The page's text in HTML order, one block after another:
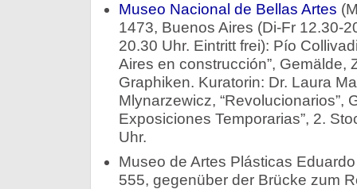
Museo Nacional de Bellas Artes
1473, Buenos Aires (Di-Fr 12.30-
20.30 Uhr. Eintritt frei): Pío
Aires en construcción”, Gemälde,
Graphiken. Kuratorin: Dr. Laura
Mlynarzewicz, “Revolucionarios”,
Exposiciones Temporarias”, 2.
Uhr.
Museo de Artes Plásticas
555, gegenüber der Brücke zum